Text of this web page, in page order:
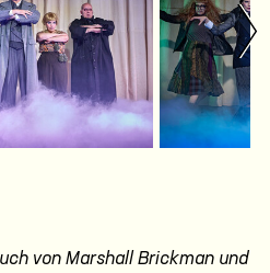
von Marshall Brickman und